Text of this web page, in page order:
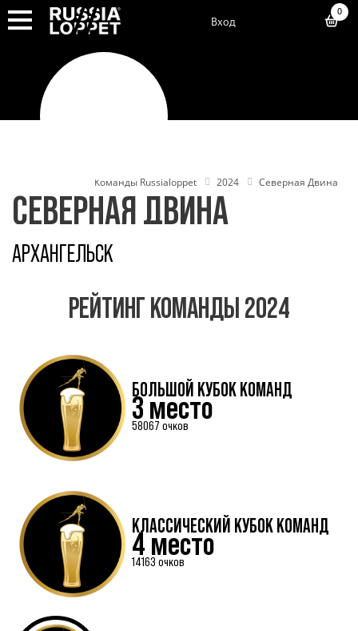
Вход
0
Команды Russialoppet 2024 Северная Двина
СЕВЕРНАЯ ДВИНА
АРХАНГЕЛЬСК
РЕЙТИНГ КОМАНДЫ 2024
БОЛЬШОЙ КУБОК КОМАНД
3 место
58067 очков
КЛАССИЧЕСКИЙ КУБОК КОМАНД
4 место
14163 очков